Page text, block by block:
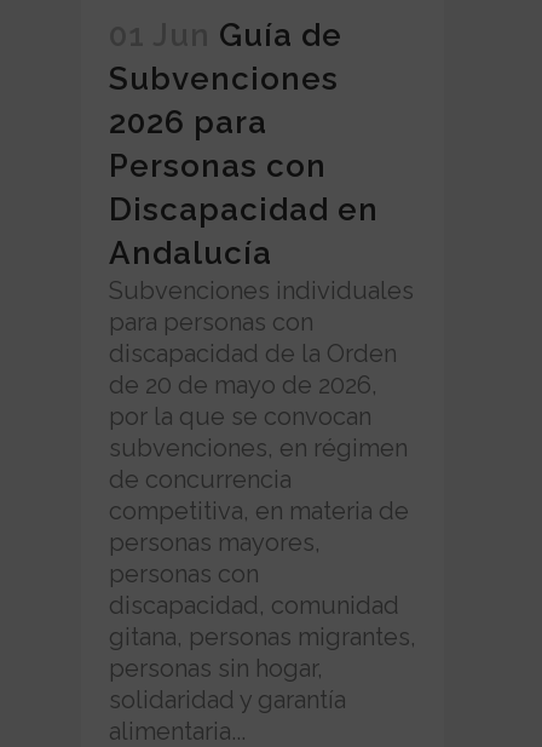
Guía de
Subvenciones
2026 para
Personas con
Discapacidad en
Andalucía
Subvenciones individuales
para personas con
discapacidad de la Orden
de 20 de mayo de 2026,
por la que se convocan
subvenciones, en régimen
de concurrencia
competitiva, en materia de
personas mayores,
personas con
discapacidad, comunidad
gitana, personas migrantes,
personas sin hogar,
solidaridad y garantía
alimentaria...